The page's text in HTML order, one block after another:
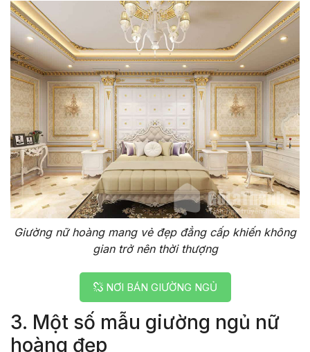
Giường nữ hoàng mang vẻ đẹp đẳng cấp khiến không
gian trở nên thời thượng
NƠI BÁN GIƯỜNG NGỦ
3. Một số mẫu giường ngủ nữ
hoàng đẹp